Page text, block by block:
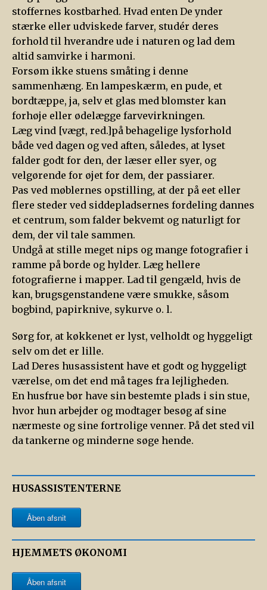
stoffernes kostbarhed. Hvad enten De ynder
stærke eller udviskede farver, studér deres
forhold til hverandre ude i naturen og lad dem
altid samvirke i harmoni.
Forsøm ikke stuens småting i denne
sammenhæng. En lampeskærm, en pude, et
bordtæppe, ja, selv et glas med blomster kan
forhøje eller ødelægge farvevirkningen.
Læg vind [vægt, red.]på behagelige lysforhold
både ved dagen og ved aften, således, at lyset
falder godt for den, der læser eller syer, og
velgørende for øjet for dem, der passiarer.
Pas ved møblernes opstilling, at der på eet eller
flere steder ved siddepladsernes fordeling dannes
et centrum, som falder bekvemt og naturligt for
dem, der vil tale sammen.
Undgå at stille meget nips og mange fotografier i
ramme på borde og hylder. Læg hellere
fotografierne i mapper. Lad til gengæld, hvis de
kan, brugsgenstandene være smukke, såsom
bogbind, papirknive, sykurve o. l.
Sørg for, at køkkenet er lyst, velholdt og hyggeligt
selv om det er lille.
Lad Deres husassistent have et godt og hyggeligt
værelse, om det end må tages fra lejligheden.
En husfrue bør have sin bestemte plads i sin stue,
hvor hun arbejder og modtager besøg af sine
nærmeste og sine fortrolige venner. På det sted vil
da tankerne og minderne søge hende.
HUSASSISTENTERNE
Åben afsnit
HJEMMETS ØKONOMI
Åben afsnit